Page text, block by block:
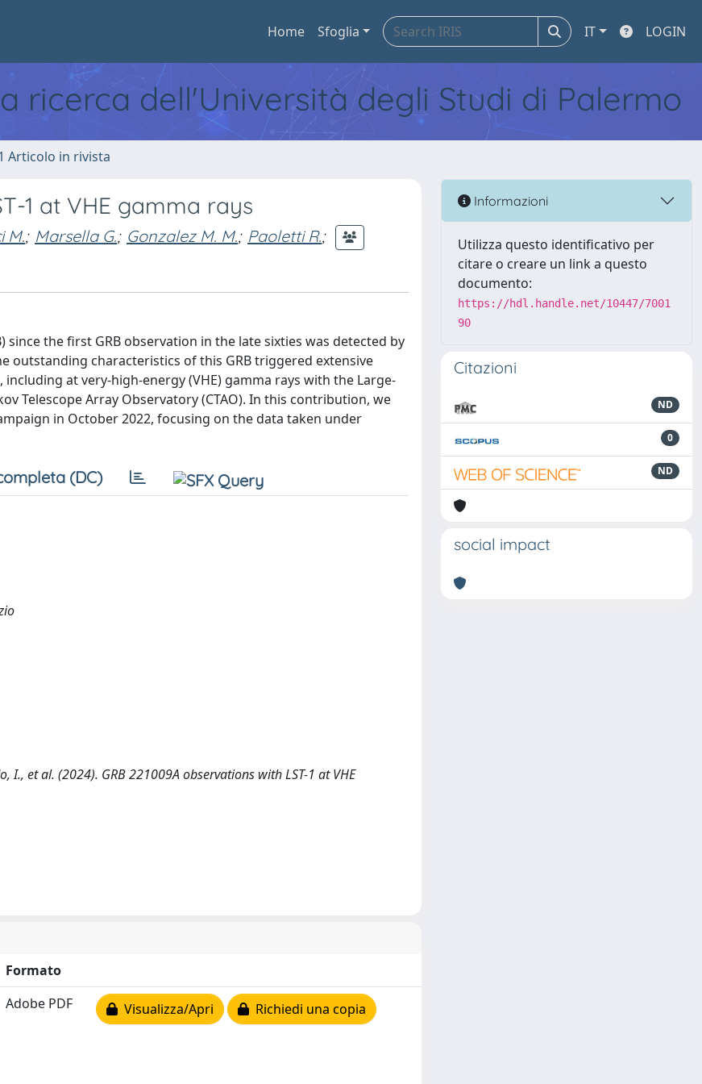
Home Sfoglia IT LOGIN
ricerca dell'Università degli Studi di Palermo
Articolo in rivista
1 at VHE gamma rays
M.; Marsella G.; Gonzalez M. M.; Paoletti R.;
the first GRB observation in the late sixties was detected by
outstanding characteristics of this GRB triggered extensive
at very-high-energy (VHE) gamma rays with the Large-
Telescope Array Observatory (CTAO). In this contribution, we
in October 2022, focusing on the data taken under
(DC)
I., et al. (2024). GRB 221009A observations with LST-1 at VHE
Formato
Adobe PDF Visualizza/Apri Richiedi una copia
Informazioni
Utilizza questo identificativo per
citare o creare un link a questo
documento:
https://hdl.handle.net/10447/7001
90
Citazioni
ND
0
ND
social impact